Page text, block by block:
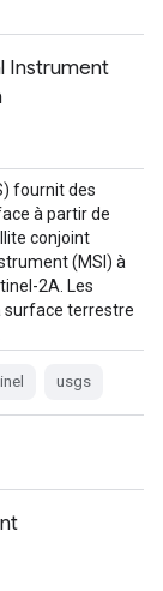
Instrument
fournit des
à partir de
conjoint
(MSI) à
2A. Les
surface terrestre
usgs